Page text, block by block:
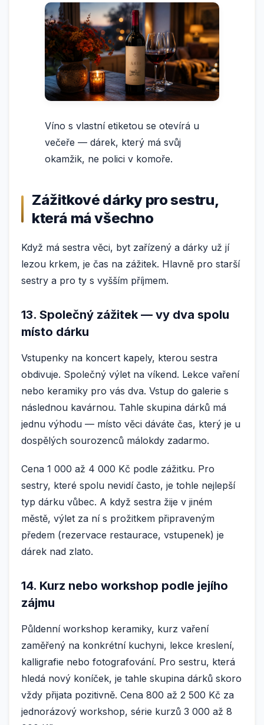
Víno s vlastní etiketou se otevírá u
večeře — dárek, který má svůj
okamžik, ne polici v komoře.
Zážitkové dárky pro sestru,
která má všechno
Když má sestra věci, byt zařízený a dárky už jí
lezou krkem, je čas na zážitek. Hlavně pro starší
sestry a pro ty s vyšším příjmem.
13. Společný zážitek — vy dva spolu
místo dárku
Vstupenky na koncert kapely, kterou sestra
obdivuje. Společný výlet na víkend. Lekce vaření
nebo keramiky pro vás dva. Vstup do galerie s
následnou kavárnou. Tahle skupina dárků má
jednu výhodu — místo věci dáváte čas, který je u
dospělých sourozenců málokdy zadarmo.
Cena 1 000 až 4 000 Kč podle zážitku. Pro
sestry, které spolu nevidí často, je tohle nejlepší
typ dárku vůbec. A když sestra žije v jiném
městě, výlet za ní s prožitkem připraveným
předem (rezervace restaurace, vstupenek) je
dárek nad zlato.
14. Kurz nebo workshop podle jejího
zájmu
Půldenní workshop keramiky, kurz vaření
zaměřený na konkrétní kuchyni, lekce kreslení,
kalligrafie nebo fotografování. Pro sestru, která
hledá nový koníček, je tahle skupina dárků skoro
vždy přijata pozitivně. Cena 800 až 2 500 Kč za
jednorázový workshop, série kurzů 3 000 až 8